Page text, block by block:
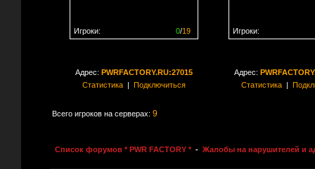
0/19
Игроки:
Игроки:
Адрес: PWRFACTORY.RU:27015
Статистика| Подключиться
Адрес:
Статистика|
Всего игроков на серверах: 9
Список форумов * PWR FACTORY * - Жалобы на нарушителей и